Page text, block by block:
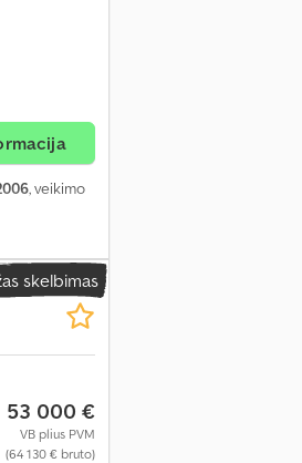
, veikimo
skelbimas
53 000 €
VB plius PVM
(64 130 € bruto)